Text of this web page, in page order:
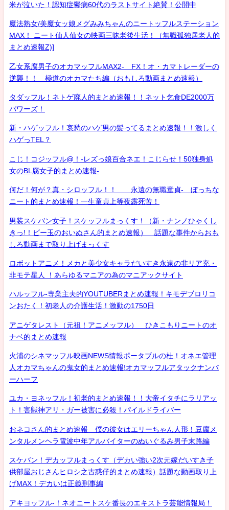
米が泣いた！認知症鬱病60代のラストサイト絶賛！公開中
魔法熟女/美魔女ッ娘メグみみちゃんのニートッフルステーション
MAX！ ニート仙人仙女の映画三昧老後生活！（無職孤独居老人的
まとめ速報Z)]
乙女系腐男子のオカマッフルMAX2- FX！オ・カマトレーダーの
逆襲！！ 極道のオカマたち編（おもしろ動画まとめ速報）
タダッフル！ネトゲ廃人的まとめ速報！！ネット乞食DE2000万
パワーズ！
新・ハゲッフル！哀愁のハゲ男の髪ってるまとめ速報！！激しく
ハゲっTEL？
こじ！コジッフル@！-レズっ娘百合ネエ！こじらせ！50独身処
女のBL腐女子的まとめ速報-
何だ！何が？真・シロッフル！！ 永遠の無職童貞- ぼっちな
ニート的まとめ速報！一生童貞上等夜露死苦！
男装スケバン女子！スケッフルまっくす！（新・ナンノひゃくし
きっ!！ビー玉のおいぬさん的まとめ速報） 話題な事件からおも
しろ動画まで取り上げまっくす
ロボットアニメ！メカと美少女キャラだいすき永遠の非リア充・
非モテ星人 ！あらゆるマニアの為のマニアックサイト
ハルッフル-専業主夫的YOUTUBERまとめ速報！キモデブロリコ
ンおたく！初老人の介護生活！激動の1750日
アニゲタレスト（元祖！アニメッフル） ひきこもりニートのオ
ナベ的まとめ速報
火浦のシネマッフル映画NEWS情報ポータブルの杜！オネエ管理
人オカマちゃんの鬼女的まとめ速報!オカマッフルアタックナンバ
ーハーフ
ユカ・ヨネッフル！初老的まとめ速報！！大帝イタチにラリアッ
ト！害獣神アリ・ガー被害に必殺！パイルドライバー
おネコさん的まとめ速報 僕の彼女はエリーちゃん人形！豆腐メ
ンタルメンヘラ電波中年アルバイターのぬいぐるみ男子末路編
スケバン！デカッフルまっくす（デカい強い2次元嫁だいすき子
供部屋おじさんヒロシ之古惑仔的まとめ速報）話題な動画取り上
げMAX！デカいは正義刑事編
アキヨッフル-！ネオニートスケ番長のエキストラ芸能情報局！